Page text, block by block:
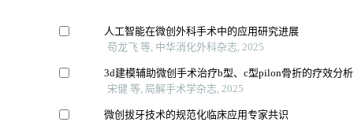
人工智能在微创外科手术中的应用研究进展
苟龙飞 等, 中华消化外科杂志, 2025
3d建模辅助微创手术治疗b型、c型pilon骨折的疗效分析
宋健 等, 局解手术学杂志, 2025
微创拔牙技术的规范化临床应用专家共识